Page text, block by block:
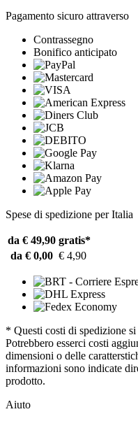
Pagamento sicuro attraverso
Contrassegno
Bonifico anticipato
Spese di spedizione per Italia
da € 49,90 gratis*
da € 0,00 € 4,90
* Questi costi di spedizione
Potrebbero esserci costi
dimensioni o delle
informazioni sono indicate
prodotto.
Aiuto